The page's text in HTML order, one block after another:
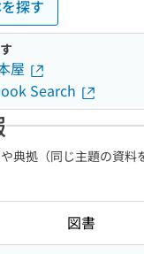
探す
屋
Search
典拠（同じ主題の資料
図書